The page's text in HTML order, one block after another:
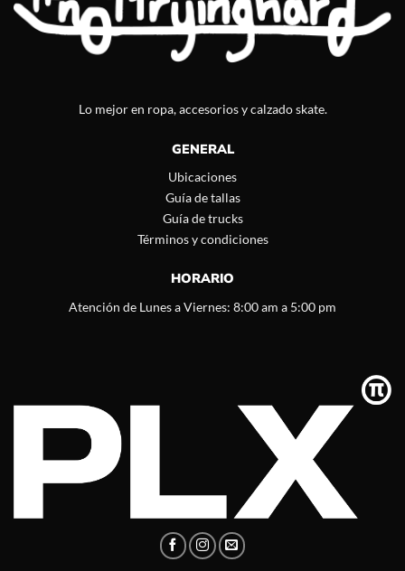
Lo mejor en ropa, accesorios y calzado skate.
GENERAL
Ubicaciones
Guía de tallas
Guía de trucks
Términos y condiciones
HORARIO
Atención de Lunes a Viernes: 8:00 am a 5:00 pm